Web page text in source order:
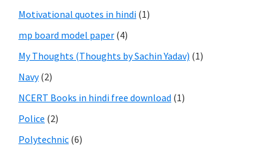
Motivational quotes in hindi (1)
mp board model paper (4)
My Thoughts (Thoughts by Sachin Yadav) (1)
Navy(2)
NCERT Books in hindi free download (1)
Police (2)
Polytechnic (6)